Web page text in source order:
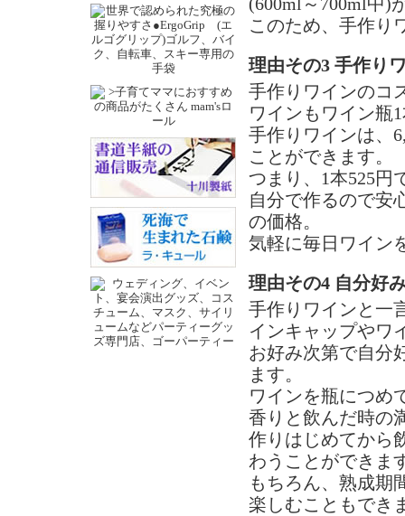
(600ml～700ml中)
このため、手作り
理由その3 手作り
手作りワインのコ
ワインもワイン瓶
手作りワインは、
ことができます。
つまり、1本525円
自分で作るので安
の価格。
気軽に毎日ワイン
理由その4 自分好
手作りワインと一
インキャップやワ
お好み次第で自分
ます。
ワインを瓶につめ
香りと飲んだ時の
作りはじめてから
わうことができま
もちろん、熟成期
楽しむこともでき